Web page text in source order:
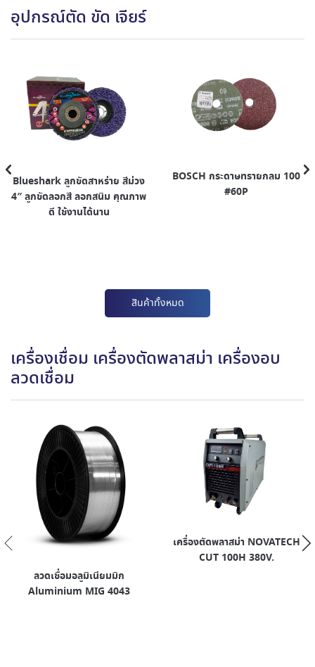
อุปกรณ์ตัด ขัด เจียร์
Blueshark ลูกขัดสาหร่าย สีม่วง
4″ ลูกขัดลอกสี ลอกสนิม คุณภาพ
ดี ใช้งานได้นาน
BOSCH กระดาษทรายกลม 100
#60P
สินค้าทั้งหมด
เครื่องเชื่อม เครื่องตัดพลาสม่า เครื่องอบ
ลวดเชื่อม
ลวดเชื่อมอลูมิเนียมมิก
Aluminium MIG 4043
เครื่องตัดพลาสม่า NOVATECH
CUT 100H 380V.